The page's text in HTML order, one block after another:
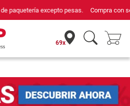
comercio con sello de Confianza Online.
69x